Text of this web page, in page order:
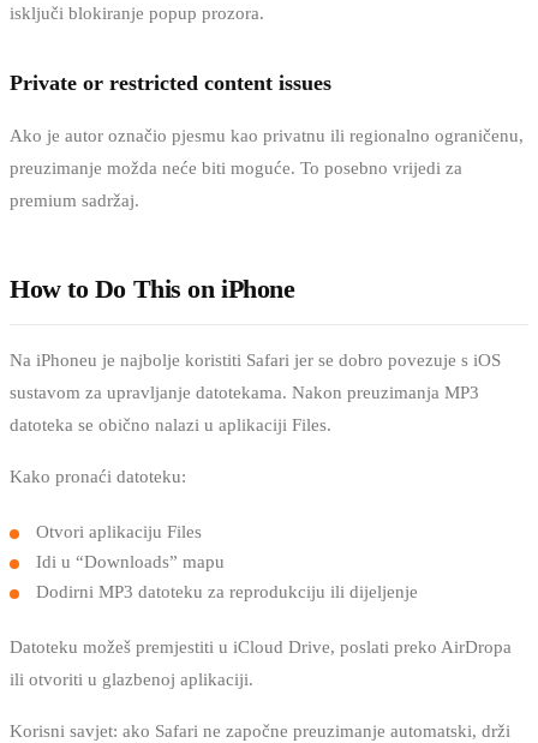
isključi blokiranje popup prozora.
Private or restricted content issues
Ako je autor označio pjesmu kao privatnu ili regionalno ograničenu,
preuzimanje možda neće biti moguće. To posebno vrijedi za
premium sadržaj.
How to Do This on iPhone
Na iPhoneu je najbolje koristiti Safari jer se dobro povezuje s iOS
sustavom za upravljanje datotekama. Nakon preuzimanja MP3
datoteka se obično nalazi u aplikaciji Files.
Kako pronaći datoteku:
Otvori aplikaciju Files
Idi u “Downloads” mapu
Dodirni MP3 datoteku za reprodukciju ili dijeljenje
Datoteku možeš premjestiti u iCloud Drive, poslati preko AirDropa
ili otvoriti u glazbenoj aplikaciji.
Korisni savjet: ako Safari ne započne preuzimanje automatski, drži